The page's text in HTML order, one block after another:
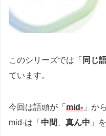
このシリーズでは「 同じ
ています。
今回は語頭が「 mid- 」か
mid-は「 中間 真ん中 」